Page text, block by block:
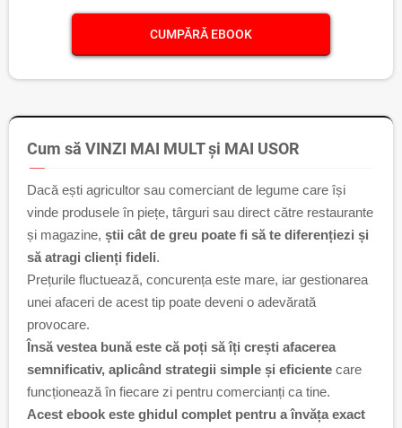
CUMPĂRĂ EBOOK
Cum să VINZI MAI MULT și MAI USOR
Dacă ești agricultor sau comerciant de legume care își
vinde produsele în piețe, târguri sau direct către restaurante
și magazine, știi cât de greu poate fi să te diferențiezi și
să atragi clienți fideli.
Prețurile fluctuează, concurența este mare, iar gestionarea
unei afaceri de acest tip poate deveni o adevărată
provocare.
Însă vestea bună este că poți să îți crești afacerea
semnificativ, aplicând strategii simple și eficiente care
funcționează în fiecare zi pentru comercianți ca tine.
Acest ebook este ghidul complet pentru a învăța exact